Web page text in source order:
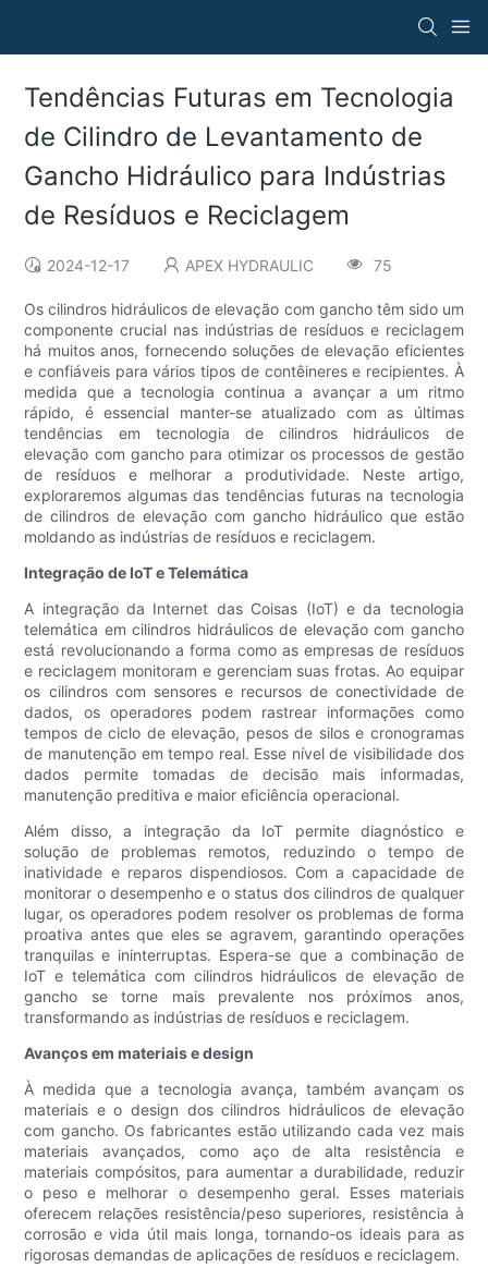
Tendências Futuras em Tecnologia
de Cilindro de Levantamento de
Gancho Hidráulico para Indústrias
de Resíduos e Reciclagem
2024-12-17 APEX HYDRAULIC 75
Os cilindros hidráulicos de elevação com gancho têm sido um
componente crucial nas indústrias de resíduos e reciclagem
há muitos anos, fornecendo soluções de elevação eficientes
e confiáveis ​​para vários tipos de contêineres e recipientes. À
medida que a tecnologia continua a avançar a um ritmo
rápido, é essencial manter-se atualizado com as últimas
tendências em tecnologia de cilindros hidráulicos de
elevação com gancho para otimizar os processos de gestão
de resíduos e melhorar a produtividade. Neste artigo,
exploraremos algumas das tendências futuras na tecnologia
de cilindros de elevação com gancho hidráulico que estão
moldando as indústrias de resíduos e reciclagem.
Integração de IoT e Telemática
A integração da Internet das Coisas (IoT) e da tecnologia
telemática em cilindros hidráulicos de elevação com gancho
está revolucionando a forma como as empresas de resíduos
e reciclagem monitoram e gerenciam suas frotas. Ao equipar
os cilindros com sensores e recursos de conectividade de
dados, os operadores podem rastrear informações como
tempos de ciclo de elevação, pesos de silos e cronogramas
de manutenção em tempo real. Esse nível de visibilidade dos
dados permite tomadas de decisão mais informadas,
manutenção preditiva e maior eficiência operacional.
Além disso, a integração da IoT permite diagnóstico e
solução de problemas remotos, reduzindo o tempo de
inatividade e reparos dispendiosos. Com a capacidade de
monitorar o desempenho e o status dos cilindros de qualquer
lugar, os operadores podem resolver os problemas de forma
proativa antes que eles se agravem, garantindo operações
tranquilas e ininterruptas. Espera-se que a combinação de
IoT e telemática com cilindros hidráulicos de elevação de
gancho se torne mais prevalente nos próximos anos,
transformando as indústrias de resíduos e reciclagem.
Avanços em materiais e design
À medida que a tecnologia avança, também avançam os
materiais e o design dos cilindros hidráulicos de elevação
com gancho. Os fabricantes estão utilizando cada vez mais
materiais avançados, como aço de alta resistência e
materiais compósitos, para aumentar a durabilidade, reduzir
o peso e melhorar o desempenho geral. Esses materiais
oferecem relações resistência/peso superiores, resistência à
corrosão e vida útil mais longa, tornando-os ideais para as
rigorosas demandas de aplicações de resíduos e reciclagem.